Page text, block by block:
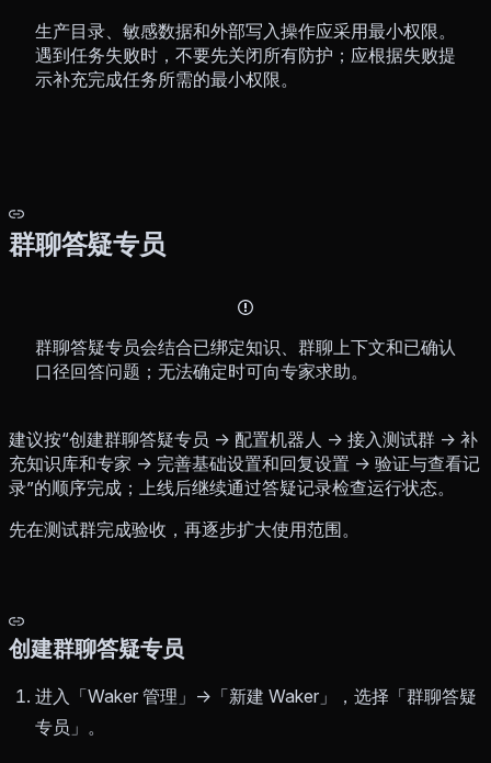
生产目录、敏感数据和外部写入操作应采用最小权限。
遇到任务失败时，不要先关闭所有防护；应根据失败提
示补充完成任务所需的最小权限。
群聊答疑专员
群聊答疑专员会结合已绑定知识、群聊上下文和已确认
口径回答问题；无法确定时可向专家求助。
建议按“创建群聊答疑专员 → 配置机器人 → 接入测试群 → 补
充知识库和专家 → 完善基础设置和回复设置 → 验证与查看记
录”的顺序完成；上线后继续通过答疑记录检查运行状态。
先在测试群完成验收，再逐步扩大使用范围。
创建群聊答疑专员
进入「Waker 管理」→「新建 Waker」，选择「群聊答疑
专员」。